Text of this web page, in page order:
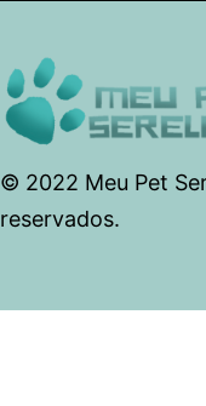
© 2022 Meu Pet
reservados.